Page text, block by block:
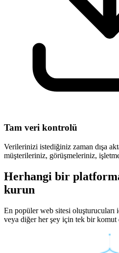
Tam veri kontrolü
Verilerinizi istediğiniz zaman dışa
müşterileriniz, görüşmeleriniz,
Herhangi bir
kurun
En popüler web sitesi oluşturucuları
veya diğer her şey için tek bir komut